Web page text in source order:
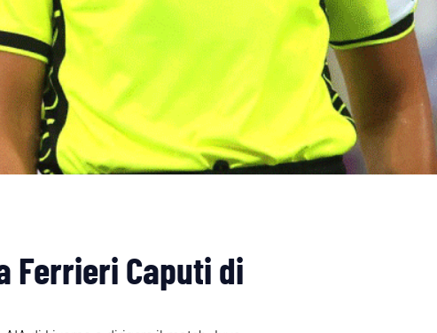
Ferrieri Caputi di